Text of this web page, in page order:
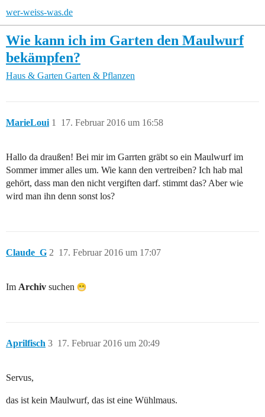
wer-weiss-was.de
Wie kann ich im Garten den Maulwurf
bekämpfen?
Haus & Garten Garten & Pflanzen
MarieLoui 17. Februar 2016 um 16:58
1
Hallo da draußen! Bei mir im Garrten gräbt so ein Maulwurf im
Sommer immer alles um. Wie kann den vertreiben? Ich hab mal
gehört, dass man den nicht vergiften darf. stimmt das? Aber wie
wird man ihn denn sonst los?
Claude_G 17. Februar 2016 um 17:07
2
Im Archiv suchen
Aprilfisch 17. Februar 2016 um 20:49
3
Servus,
das ist kein Maulwurf, das ist eine Wühlmaus.